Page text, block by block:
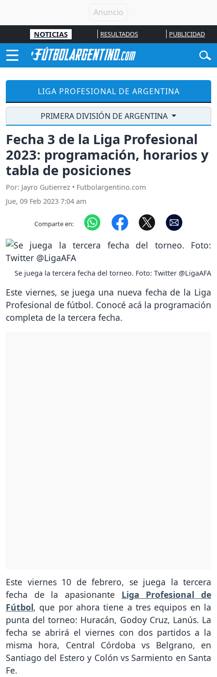
NOTICIAS RESULTADOS PUBLICIDAD
LIGA PROFESIONAL DE ARGENTINA
PRIMERA DIVISIÓN DE ARGENTINA
Fecha 3 de la Liga Profesional
2023: programación, horarios y
tabla de posiciones
Por: Jayro Gutierrez • Futbolargentino.com
Jue, 09 Feb 2023 7:04 am
Comparte en:
Se juega la tercera fecha del torneo. Foto: Twitter @LigaAFA
Este viernes, se juega una nueva fecha de la Liga
Profesional de fútbol. Conocé acá la programación
completa de la tercera fecha.
Este viernes 10 de febrero, se juega la tercera
fecha de la apasionante Liga Profesional de
Fútbol, que por ahora tiene a tres equipos en la
punta del torneo: Huracán, Godoy Cruz, Lanús. La
fecha se abrirá el viernes con dos partidos a la
misma hora, Central Córdoba vs Belgrano, en
Santiago del Estero y Colón vs Sarmiento en Santa
Fe.